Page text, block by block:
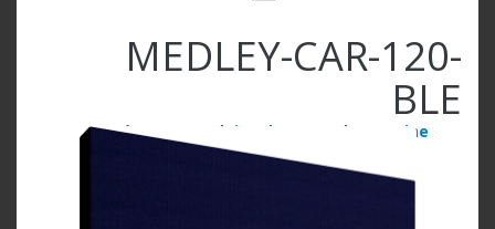
MEDLEY-CAR-120-
BLE
Carré 120x120x4 laine de verre Bleu marine